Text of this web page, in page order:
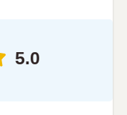
5.0